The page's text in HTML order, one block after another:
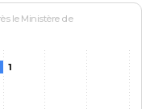
le Ministère de
1